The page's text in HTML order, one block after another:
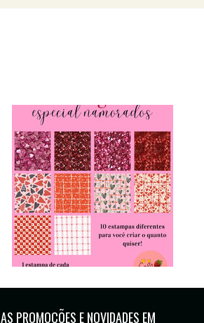
PROMOÇÕES E NOVIDADES EM